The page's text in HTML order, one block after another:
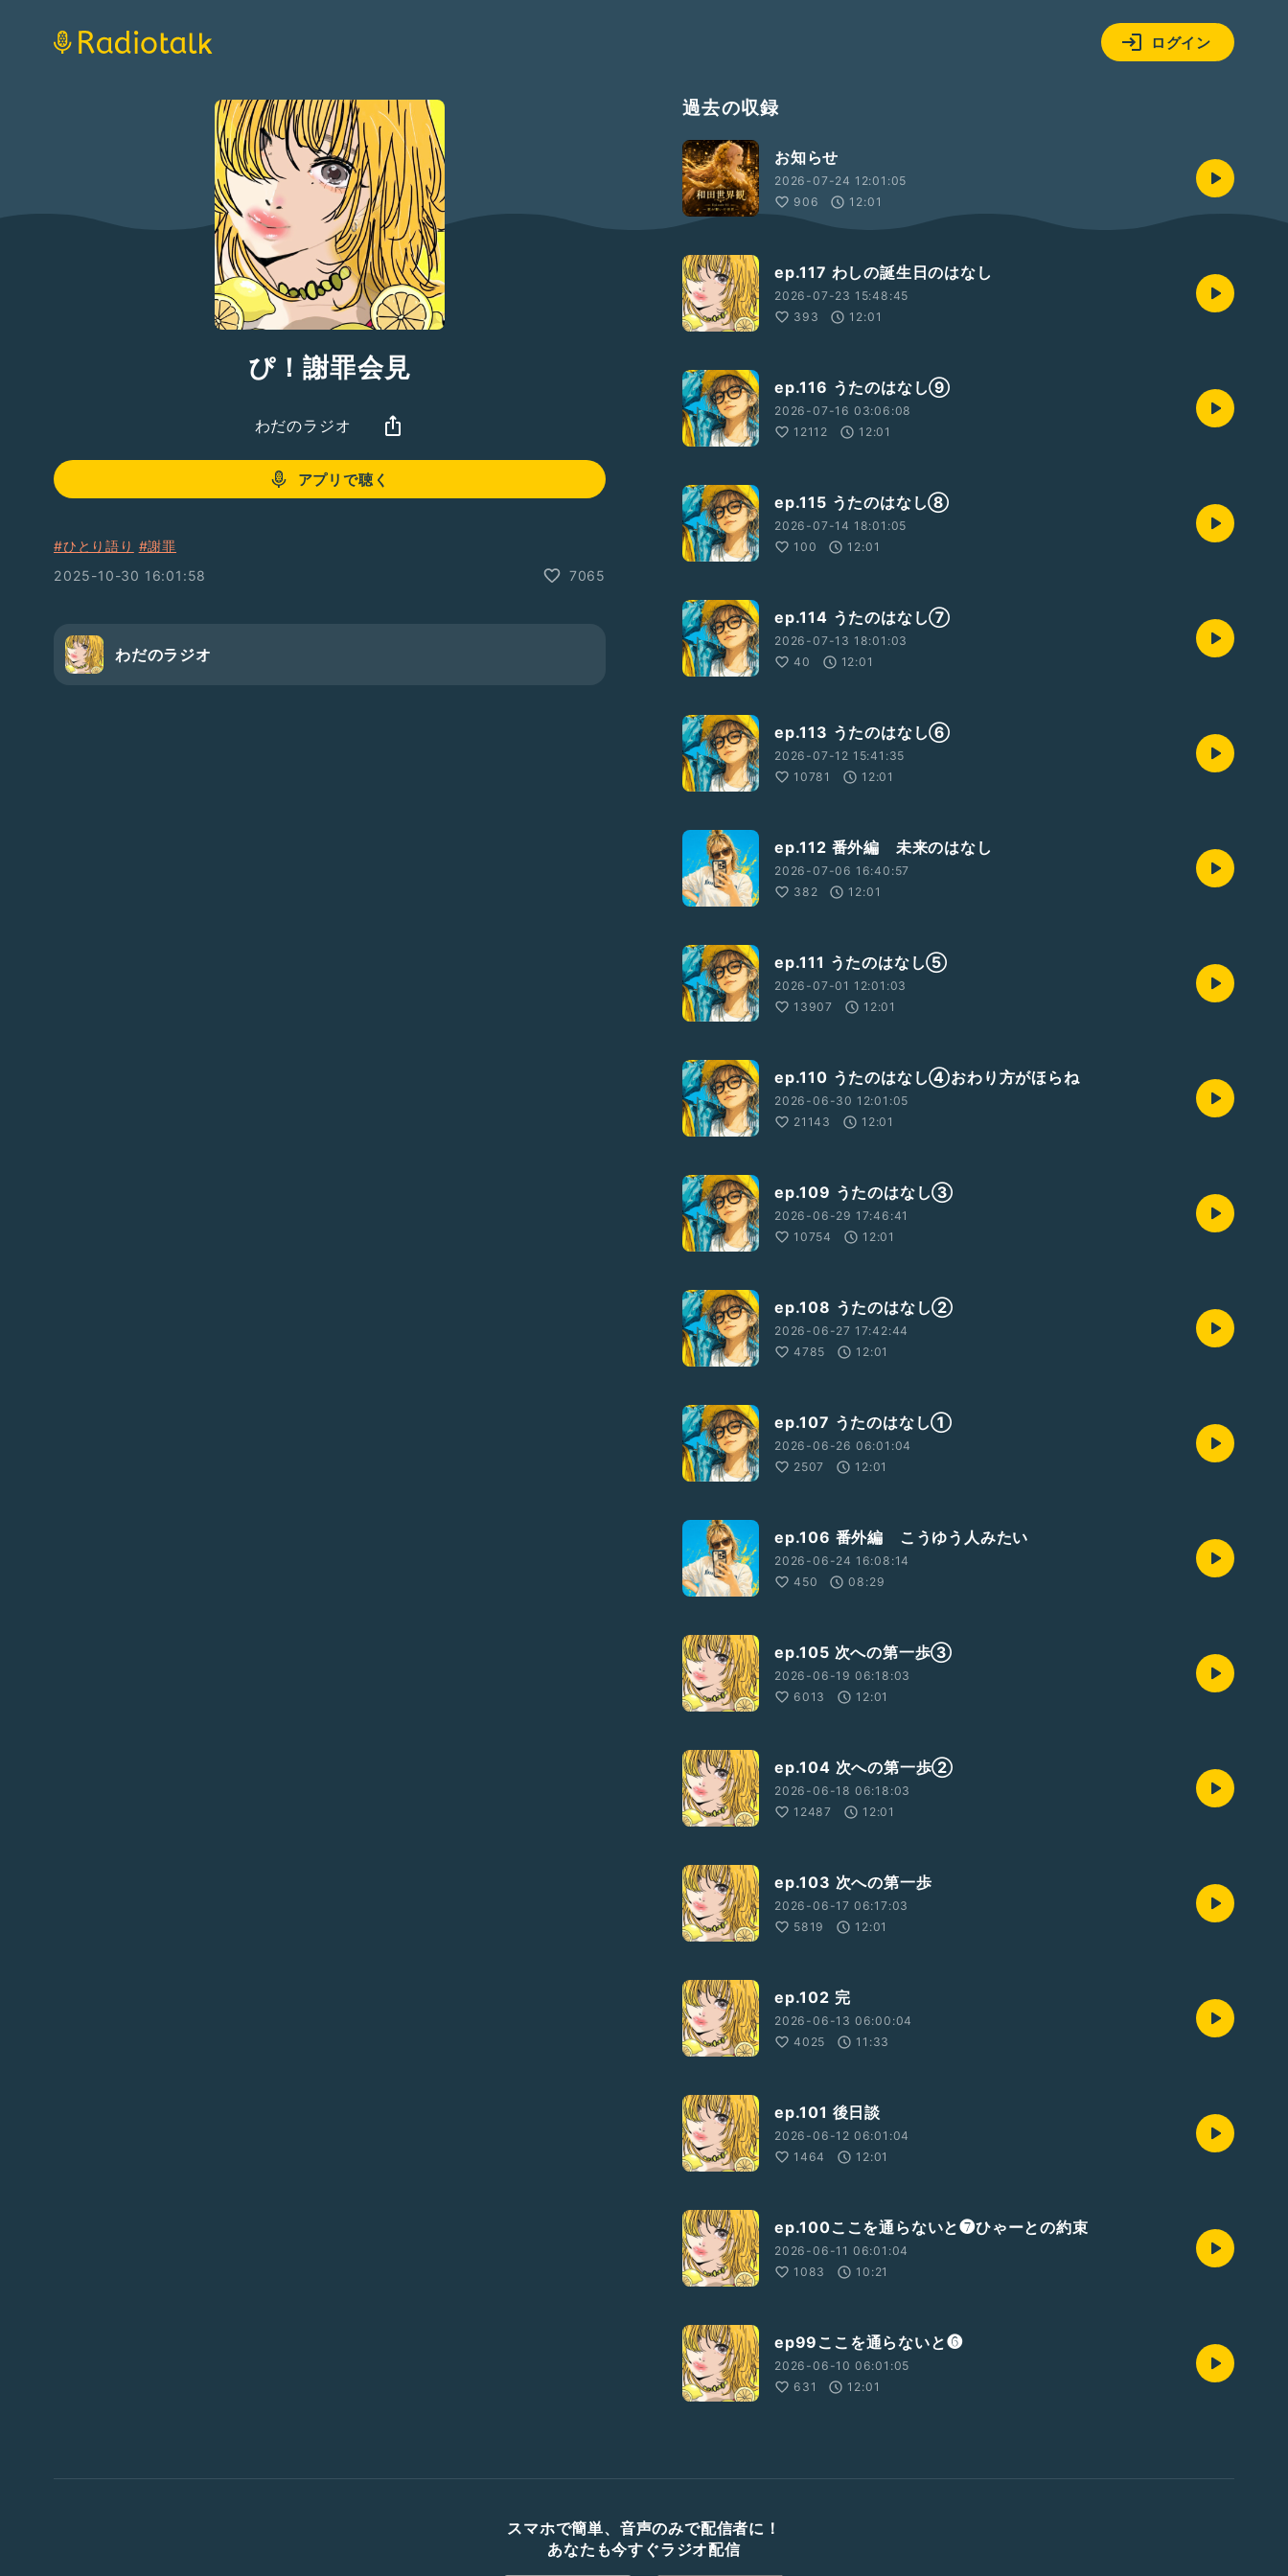
ログイン
ぴ！謝罪会見
わだのラジオ
アプリで聴く
#ひとり語り #謝罪
2025-10-30 16:01:58
7065
わだのラジオ
過去の収録
お知らせ
2026-07-24 12:01:05
906
12:01
ep.117 わしの誕生日のはなし
2026-07-23 15:48:45
393
12:01
ep.116 うたのはなし⑨
2026-07-16 03:06:08
12112
12:01
ep.115 うたのはなし⑧
2026-07-14 18:01:05
100
12:01
ep.114 うたのはなし⑦
2026-07-13 18:01:03
40
12:01
ep.113 うたのはなし⑥
2026-07-12 15:41:35
10781
12:01
ep.112 番外編 未来のはなし
2026-07-06 16:40:57
382
12:01
ep.111 うたのはなし⑤
2026-07-01 12:01:03
13907
12:01
ep.110 うたのはなし④おわり方がほらね
2026-06-30 12:01:05
21143
12:01
ep.109 うたのはなし③
2026-06-29 17:46:41
10754
12:01
ep.108 うたのはなし②
2026-06-27 17:42:44
4785
12:01
ep.107 うたのはなし①
2026-06-26 06:01:04
2507
12:01
ep.106 番外編 こうゆう人みたい
2026-06-24 16:08:14
450
08:29
ep.105 次への第一歩③
2026-06-19 06:18:03
6013
12:01
ep.104 次への第一歩②
2026-06-18 06:18:03
12487
12:01
ep.103 次への第一歩
2026-06-17 06:17:03
5819
12:01
ep.102 完
2026-06-13 06:00:04
4025
11:33
ep.101 後日談
2026-06-12 06:01:04
1464
12:01
ep.100ここを通らないと❼ひゃーとの約束
2026-06-11 06:01:04
1083
10:21
ep99ここを通らないと❻
2026-06-10 06:01:05
631
12:01
スマホで簡単、音声のみで配信者に！
あなたも今すぐラジオ配信